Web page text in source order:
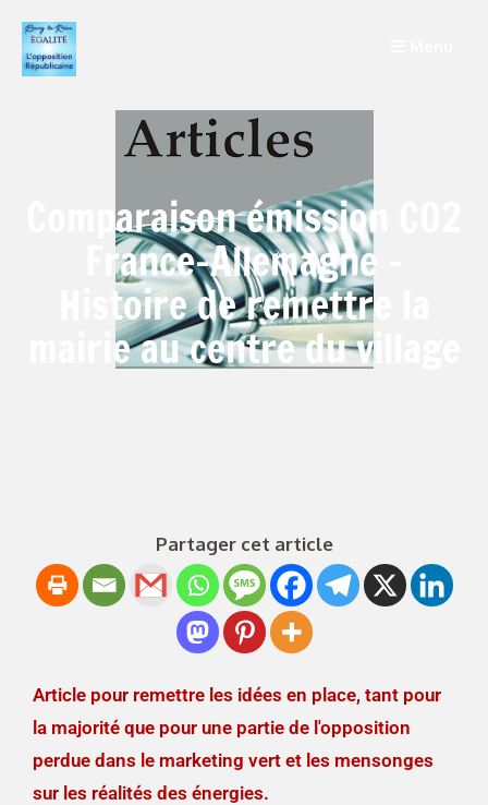
Comparaison émission CO2
France-Allemagne –
Histoire de remettre la
mairie au centre du village
Partager cet article
Article pour remettre les idées en place, tant pour
la majorité que pour une partie de l'opposition
perdue dans le marketing vert et les mensonges
sur les réalités des énergies.